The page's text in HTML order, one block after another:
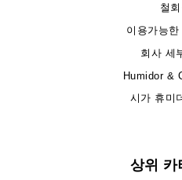
철회
이용가능한
회사 세
Humidor &
시가 휴미
상위 카